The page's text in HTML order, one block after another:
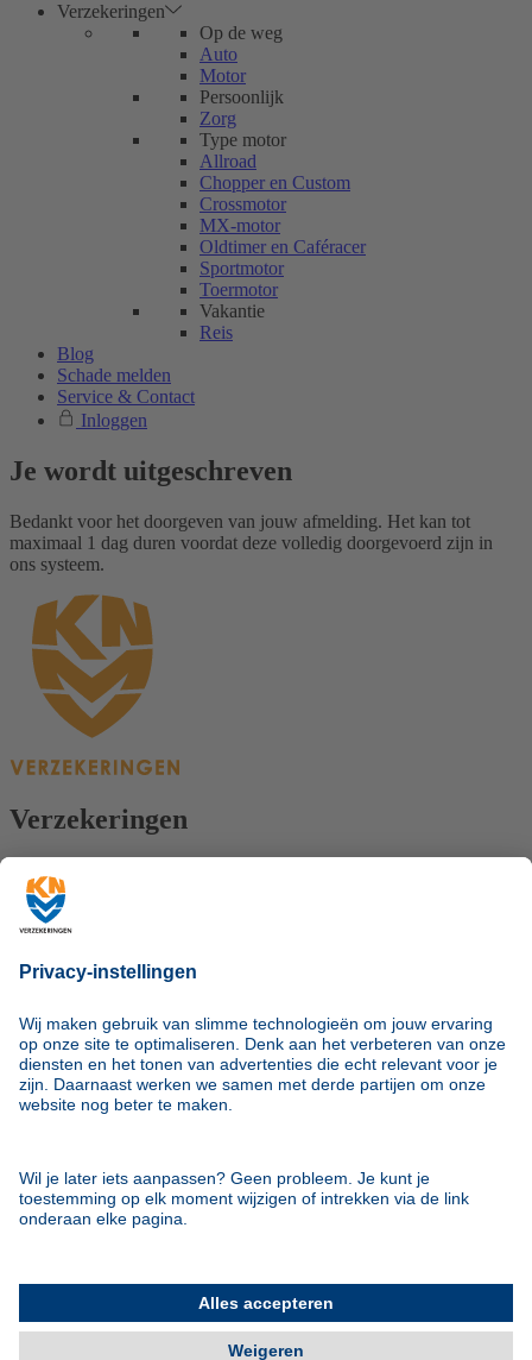
Verzekeringen
Op de weg
Auto
Motor
Persoonlijk
Zorg
Type motor
Allroad
Chopper en Custom
Crossmotor
MX-motor
Oldtimer en Caféracer
Sportmotor
Toermotor
Vakantie
Reis
Blog
Schade melden
Service & Contact
Inloggen
Je wordt uitgeschreven
Bedankt voor het doorgeven van jouw afmelding. Het kan tot
maximaal 1 dag duren voordat deze volledig doorgevoerd zijn in
ons systeem.
Verzekeringen
Autoverzekering
Motorverzekering
MX-verzekering
Contact
Documenten
Inloggen
Klachtenprocedure
Algemeen
Over Ons
KNMV Verzekeringen heeft 80 jaar ervaring met het verzekeren
van motoren. Wij zijn de specialist met hart voor je motor